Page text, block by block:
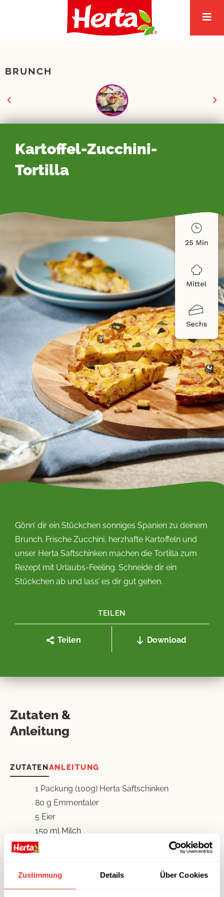
Zustimmung Details Über Cookies
BRUNCH
Kartoffel-Zucchini-
Tortilla
Gönn’ dir ein Stückchen sonniges Spanien zu deinem
Brunch. Frische Zucchini, herzhafte Kartoffeln und
unser Herta Saftschinken machen die Tortilla zum
Rezept mit Urlaubs-Feeling. Schneide dir ein
Stückchen ab und lass’ es dir gut gehen.
TEILEN
Teilen Download
Zutaten &
Anleitung
ZUTATENANLEITUNG
1 Packung (100g) Herta Saftschinken
80 g Emmentaler
5 Eier
150 ml Milch
250 g Magerquark
GETREIDE &
HÜLSENFRÜCHTE